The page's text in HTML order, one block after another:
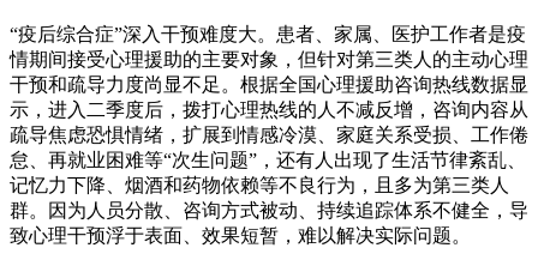
“疫后综合症”深入干预难度大。患者、家属、医护工作者是疫
情期间接受心理援助的主要对象，但针对第三类人的主动心理
干预和疏导力度尚显不足。根据全国心理援助咨询热线数据显
示，进入二季度后，拨打心理热线的人不减反增，咨询内容从
疏导焦虑恐惧情绪，扩展到情感冷漠、家庭关系受损、工作倦
怠、再就业困难等“次生问题”，还有人出现了生活节律紊乱、
记忆力下降、烟酒和药物依赖等不良行为，且多为第三类人
群。因为人员分散、咨询方式被动、持续追踪体系不健全，导
致心理干预浮于表面、效果短暂，难以解决实际问题。